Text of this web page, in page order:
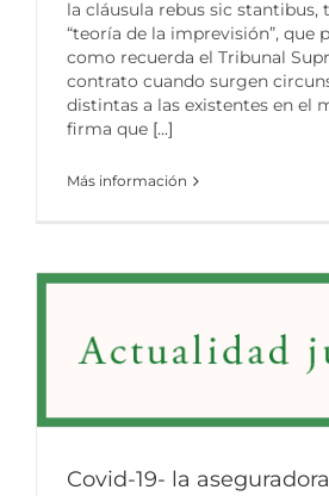
la cláusula rebus sic stantibus,
“teoría de la imprevisión”, que
como recuerda el Tribunal
contrato cuando surgen
distintas a las existentes en el
firma que [...]
Más información
Covid-19- la